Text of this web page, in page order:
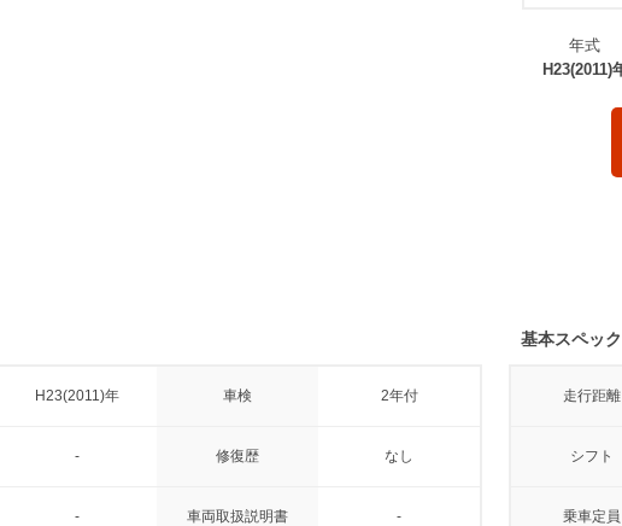
年式
H23(2011)
H23(2011)年 車検 2年付
- 修復歴 なし
- 車両取扱説明書 -
基本スペック
走行距離
シフト
乗車定員